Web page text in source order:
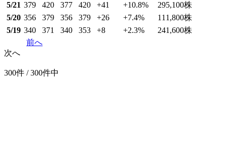
5/21 379 420 377 420 +41 +10.8% 295,100株
5/20 356 379 356 379 +26 +7.4% 111,800株
5/19 340 371 340 353 +8 +2.3% 241,600株
前へ
次へ
300件 / 300件中